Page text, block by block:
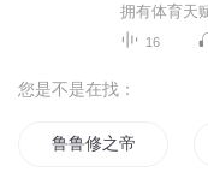
16
您是不是在找：
鲁鲁修之帝国骑士